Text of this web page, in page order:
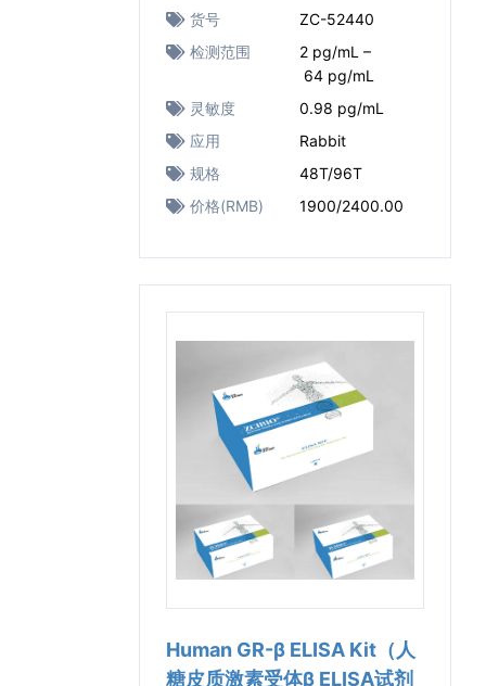
货号
ZC-52440
检测范围
2 pg/mL –
64 pg/mL
灵敏度
0.98 pg/mL
应用
Rabbit
规格
48T/96T
价格(RMB)
1900/2400.00
Human GR-β ELISA Kit（人
糖皮质激素受体β ELISA试剂